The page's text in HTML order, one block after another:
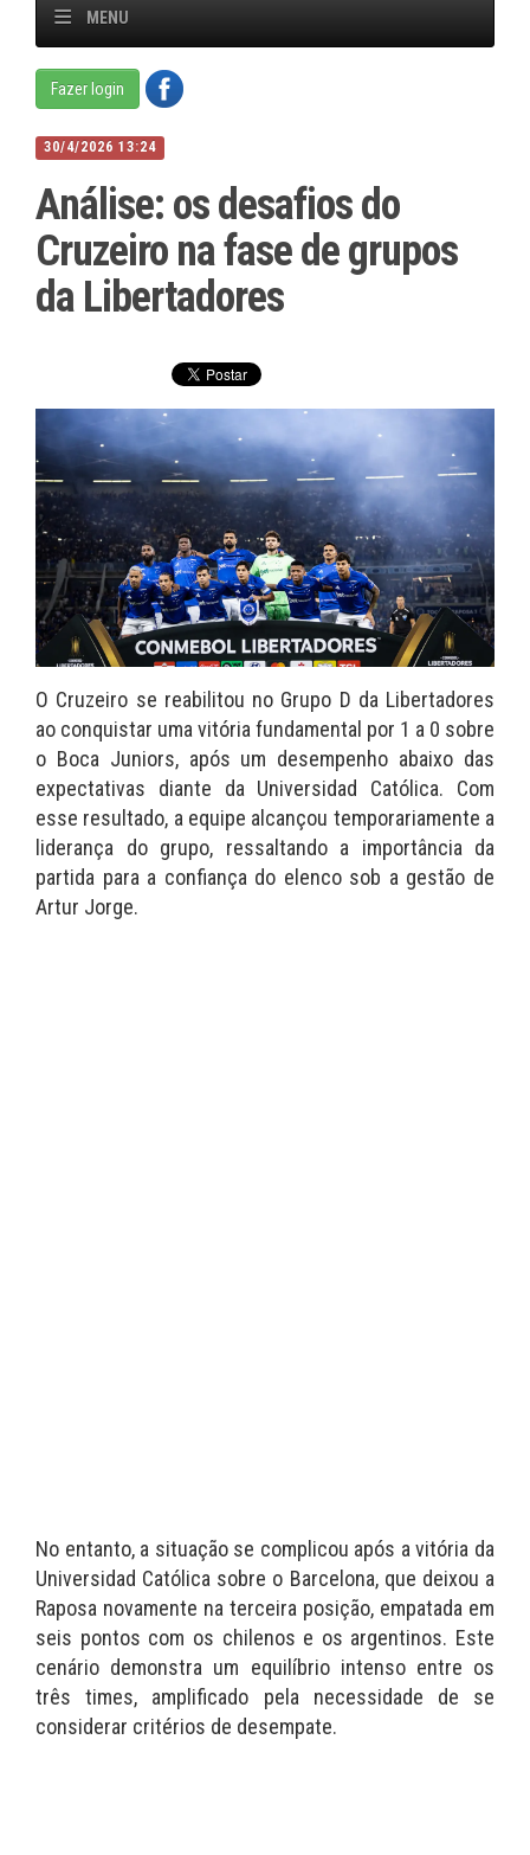
MENU
Fazer login
30/4/2026 13:24
Análise: os desafios do
Cruzeiro na fase de grupos
da Libertadores
O Cruzeiro se reabilitou no Grupo D da Libertadores
ao conquistar uma vitória fundamental por 1 a 0 sobre
o Boca Juniors, após um desempenho abaixo das
expectativas diante da Universidad Católica. Com
esse resultado, a equipe alcançou temporariamente a
liderança do grupo, ressaltando a importância da
partida para a confiança do elenco sob a gestão de
Artur Jorge.
No entanto, a situação se complicou após a vitória da
Universidad Católica sobre o Barcelona, que deixou a
Raposa novamente na terceira posição, empatada em
seis pontos com os chilenos e os argentinos. Este
cenário demonstra um equilíbrio intenso entre os
três times, amplificado pela necessidade de se
considerar critérios de desempate.